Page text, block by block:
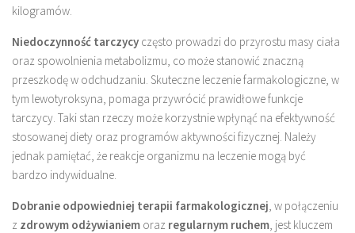
kilogramów.
Niedoczynność tarczycy często prowadzi do przyrostu masy ciała
oraz spowolnienia metabolizmu, co może stanowić znaczną
przeszkodę w odchudzaniu. Skuteczne leczenie farmakologiczne, w
tym lewotyroksyna, pomaga przywrócić prawidłowe funkcje
tarczycy. Taki stan rzeczy może korzystnie wpłynąć na efektywność
stosowanej diety oraz programów aktywności fizycznej. Należy
jednak pamiętać, że reakcje organizmu na leczenie mogą być
bardzo indywidualne.
Dobranie odpowiedniej terapii farmakologicznej, w połączeniu
z zdrowym odżywianiem oraz regularnym ruchem, jest kluczem